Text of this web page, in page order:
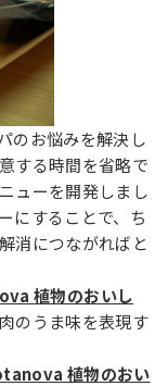
のお悩みを解決し
する時間を省略で
ューを開発しまし
にすることで、ち
消につながればと
植物のおいし
のうま味を表現す
植物のおい